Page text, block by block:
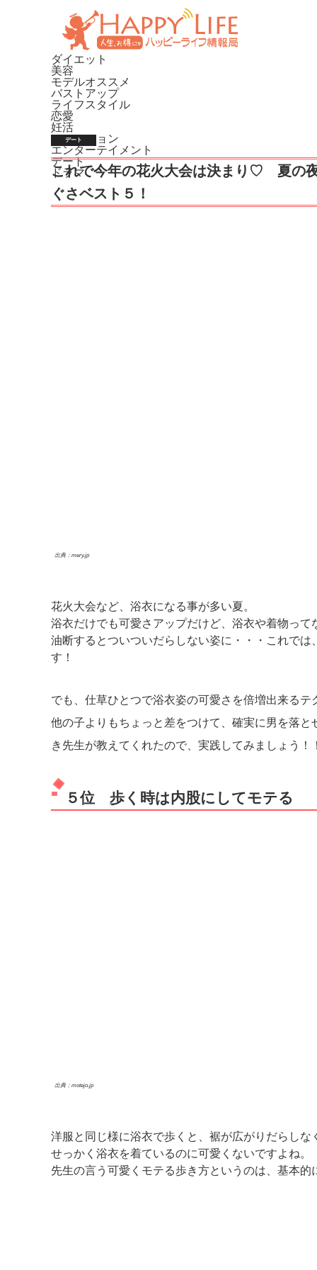
ダイエット
美容
モデルオススメ
バストアップ
ライフスタイル
恋愛
妊活
ファッション
エンターテイメント
デート
ドラマ
デート
これで今年の花火大会は決まり♡ 夏の
ぐさベスト５！
出典：mery.jp
花火大会など、浴衣になる事が多い夏。
浴衣だけでも可愛さアップだけど、浴衣や着物って
油断するとついついだらしない姿に・・・これで
す！
でも、仕草ひとつで浴衣姿の可愛さを倍増出来るテ
他の子よりもちょっと差をつけて、確実に男を落
き先生が教えてくれたので、実践してみましょう！！
５位 歩く時は内股にしてモテる
出典：motejo.jp
洋服と同じ様に浴衣で歩くと、裾が広がりだらしな
せっかく浴衣を着ているのに可愛くないですよね。
先生の言う可愛くモテる歩き方というのは、基本的